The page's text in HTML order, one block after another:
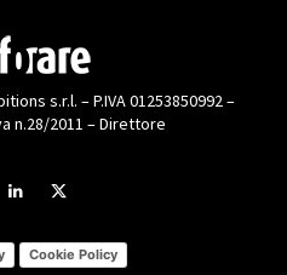
s.r.l. – P.IVA 01253850992 –
n.28/2011 – Direttore
Cookie Policy